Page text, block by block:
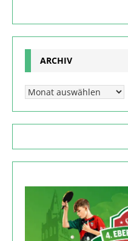
ARCHIV